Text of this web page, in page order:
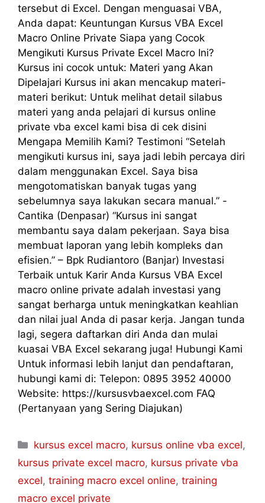
tersebut di Excel. Dengan menguasai VBA,
Anda dapat: Keuntungan Kursus VBA Excel
Macro Online Private Siapa yang Cocok
Mengikuti Kursus Private Excel Macro Ini?
Kursus ini cocok untuk: Materi yang Akan
Dipelajari Kursus ini akan mencakup materi-
materi berikut: Untuk melihat detail silabus
materi yang anda pelajari di kursus online
private vba excel kami bisa di cek disini
Mengapa Memilih Kami? Testimoni “Setelah
mengikuti kursus ini, saya jadi lebih percaya diri
dalam menggunakan Excel. Saya bisa
mengotomatiskan banyak tugas yang
sebelumnya saya lakukan secara manual.” -
Cantika (Denpasar) “Kursus ini sangat
membantu saya dalam pekerjaan. Saya bisa
membuat laporan yang lebih kompleks dan
efisien.” – Bpk Rudiantoro (Banjar) Investasi
Terbaik untuk Karir Anda Kursus VBA Excel
macro online private adalah investasi yang
sangat berharga untuk meningkatkan keahlian
dan nilai jual Anda di pasar kerja. Jangan tunda
lagi, segera daftarkan diri Anda dan mulai
kuasai VBA Excel sekarang juga! Hubungi Kami
Untuk informasi lebih lanjut dan pendaftaran,
hubungi kami di: Telepon: 0895 3952 40000
Website: https://kursusvbaexcel.com FAQ
(Pertanyaan yang Sering Diajukan)
kursus excel macro, kursus online vba excel,
kursus private excel macro, kursus private vba
excel, training macro excel online, training
macro excel private